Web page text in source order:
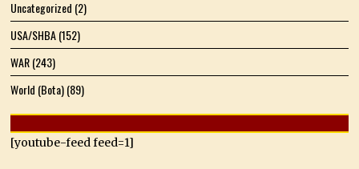
Uncategorized (2)
USA/SHBA(152)
WAR(243)
World (Bota)(89)
[youtube-feed feed=1]